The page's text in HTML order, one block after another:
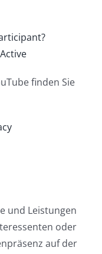
finden Sie
und Leistungen
oder
auf der